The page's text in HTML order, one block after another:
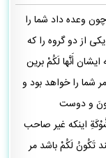
چون وعده داد شما را
از دو گروه را كه
أَنَّها لَكُمْ برين
شما را خواهد بود و
و دوست
اينكه غير صاحب
تَكُونُ لَكُمْ باشد مر